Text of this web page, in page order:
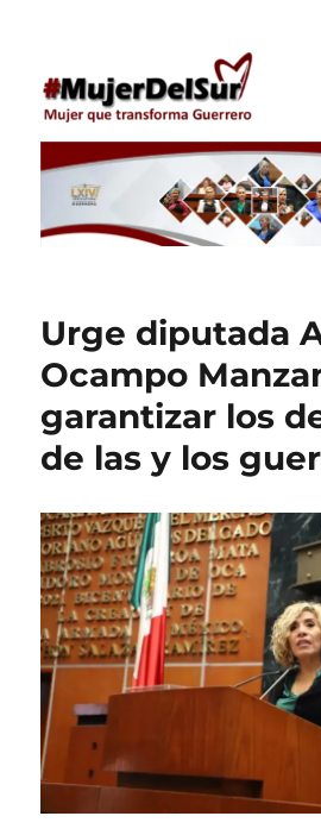
Araceli Ocampo
Urge diputada
Ocampo
garantizar los
de las y los